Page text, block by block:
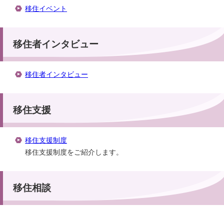
移住イベント
移住者インタビュー
移住者インタビュー
移住支援
移住支援制度
移住支援制度をご紹介します。
移住相談